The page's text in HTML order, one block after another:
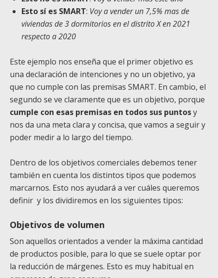
Esto sí es SMART: Voy a vender un 7,5% mas de
viviendas de 3 dormitorios en el distrito X en 2021
respecto a 2020
Este ejemplo nos enseña que el primer objetivo es
una declaración de intenciones y no un objetivo, ya
que no cumple con las premisas SMART. En cambio, el
segundo se ve claramente que es un objetivo, porque
cumple con esas premisas en todos sus puntosy
nos da una meta clara y concisa, que vamos a seguir y
poder medir a lo largo del tiempo.
Dentro de los objetivos comerciales debemos tener
también en cuenta los distintos tipos que podemos
marcarnos. Esto nos ayudará a ver cuáles queremos
definir y los dividiremos en los siguientes tipos:
Objetivos de volumen
Son aquellos orientados a vender la máxima cantidad
de productos posible, para lo que se suele optar por
la reducción de márgenes. Esto es muy habitual en